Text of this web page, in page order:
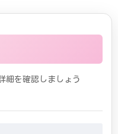
細を確認しましょう